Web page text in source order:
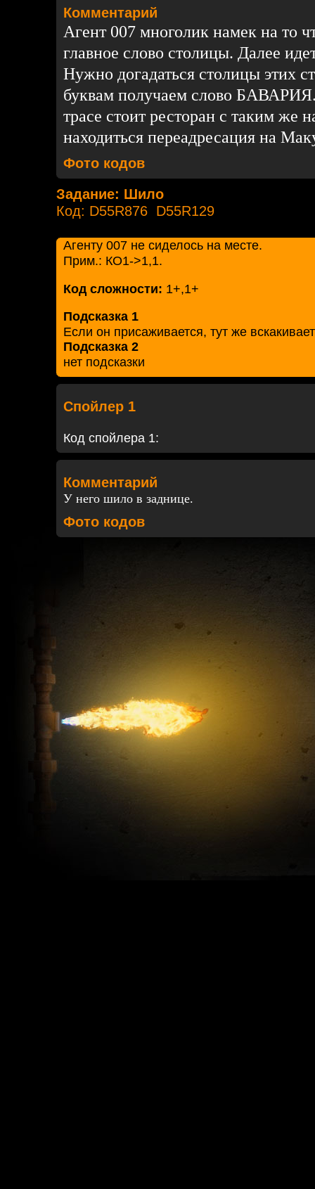
Комментарий
Агент 007 многолик намек на то
главное слово столицы. Далее
Нужно догадаться столицы этих
буквам получаем слово
трасе стоит ресторан с таким же
находиться переадресация на
Фото кодов
Задание: Шило
Код: D55R876 D55R129
Агенту 007 не сиделось на месте.
Прим.: КО1->1,1.
Код сложности: 1+,1+
Подсказка 1
Если он присаживается, тут же
Подсказка 2
нет подсказки
Спойлер 1
Код спойлера 1:
Комментарий
У него шило в заднице.
Фото кодов